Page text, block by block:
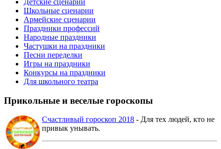
Школьные сценарии
Армейские сценарии
Праздники профессий
Народные праздники
Частушки на праздники
Песни переделки
Игры на праздники
Конкурсы на праздники
Для школьного театра
Прикольные и веселые гороскопы
Счастливый гороскоп 2018 - Для тех людей, кто не
привык унывать.